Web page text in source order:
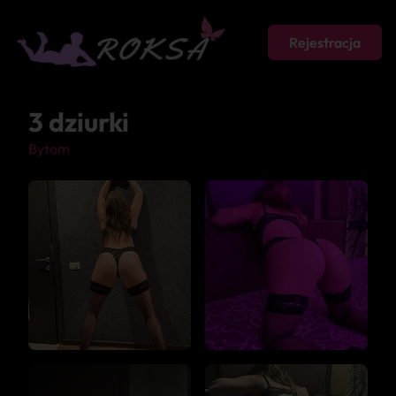
Rejestracja
3 dziurki
Bytom